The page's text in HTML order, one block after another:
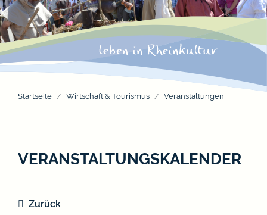
Startseite Wirtschaft & Tourismus Veranstaltungen
VERANSTALTUNGSKALENDER
Zurück